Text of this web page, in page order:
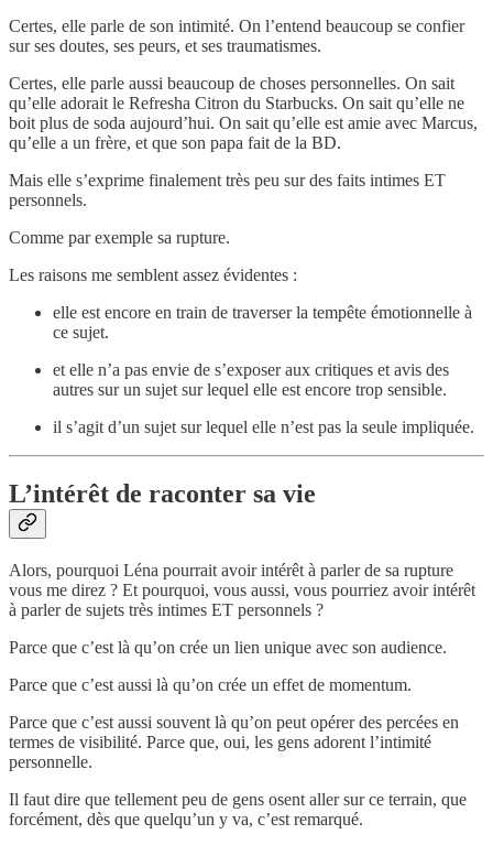
Certes, elle parle de son intimité. On l’entend beaucoup se confier
sur ses doutes, ses peurs, et ses traumatismes.
Certes, elle parle aussi beaucoup de choses personnelles. On sait
qu’elle adorait le Refresha Citron du Starbucks. On sait qu’elle ne
boit plus de soda aujourd’hui. On sait qu’elle est amie avec Marcus,
qu’elle a un frère, et que son papa fait de la BD.
Mais elle s’exprime finalement très peu sur des faits intimes ET
personnels.
Comme par exemple sa rupture.
Les raisons me semblent assez évidentes :
elle est encore en train de traverser la tempête émotionnelle à
ce sujet.
et elle n’a pas envie de s’exposer aux critiques et avis des
autres sur un sujet sur lequel elle est encore trop sensible.
il s’agit d’un sujet sur lequel elle n’est pas la seule impliquée.
L’intérêt de raconter sa vie
Alors, pourquoi Léna pourrait avoir intérêt à parler de sa rupture
vous me direz ? Et pourquoi, vous aussi, vous pourriez avoir intérêt
à parler de sujets très intimes ET personnels ?
Parce que c’est là qu’on crée un lien unique avec son audience.
Parce que c’est aussi là qu’on crée un effet de momentum.
Parce que c’est aussi souvent là qu’on peut opérer des percées en
termes de visibilité. Parce que, oui, les gens adorent l’intimité
personnelle.
Il faut dire que tellement peu de gens osent aller sur ce terrain, que
forcément, dès que quelqu’un y va, c’est remarqué.